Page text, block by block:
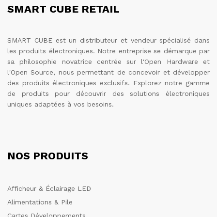
SMART CUBE RETAIL
SMART CUBE est un distributeur et vendeur spécialisé dans
les produits électroniques. Notre entreprise se démarque par
sa philosophie novatrice centrée sur l'Open Hardware et
l'Open Source, nous permettant de concevoir et développer
des produits électroniques exclusifs. Explorez notre gamme
de produits pour découvrir des solutions électroniques
uniques adaptées à vos besoins.
NOS PRODUITS
Afficheur & Éclairage LED
Alimentations & Pile
Cartes Développements